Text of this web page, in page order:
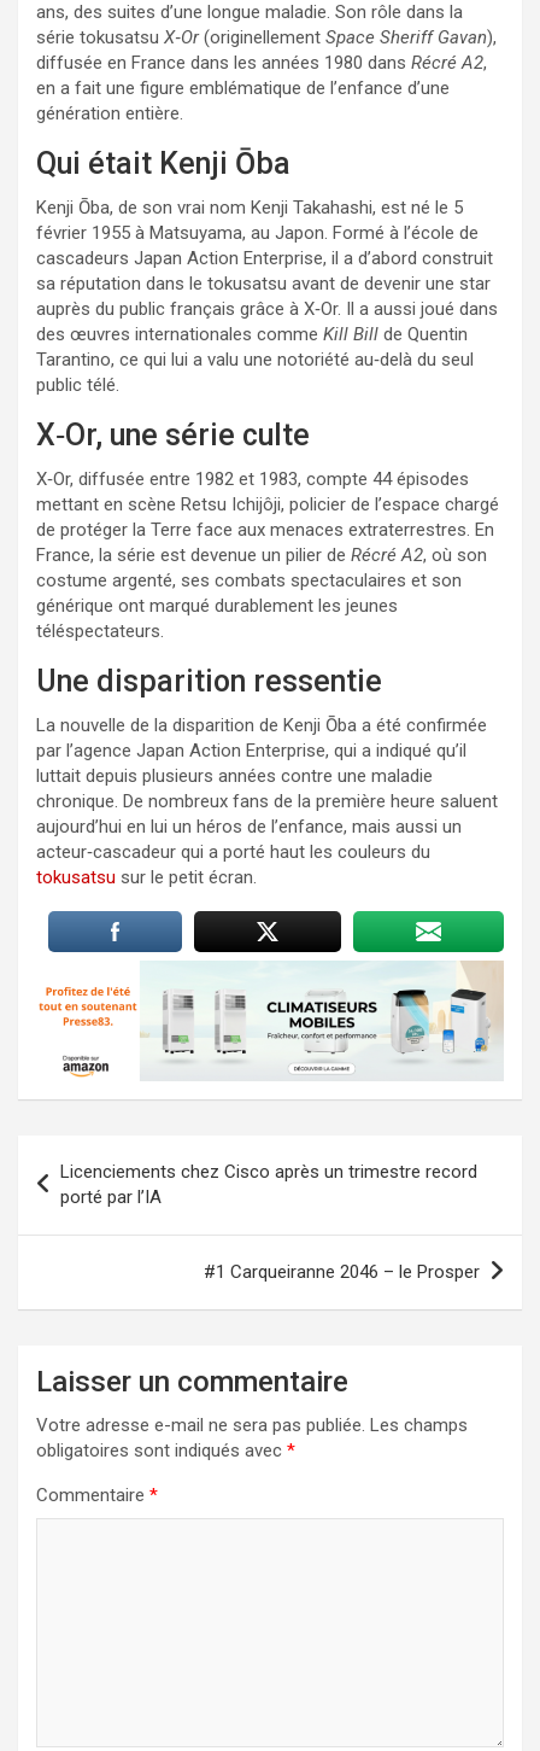
ans, des suites d’une longue maladie. Son rôle dans la
série tokusatsu X‑Or(originellement Space Sheriff Gavan),
diffusée en France dans les années 1980 dans Récré A2,
en a fait une figure emblématique de l’enfance d’une
génération entière.
Qui était Kenji Ōba
Kenji Ōba, de son vrai nom Kenji Takahashi, est né le 5
février 1955 à Matsuyama, au Japon. Formé à l’école de
cascadeurs Japan Action Enterprise, il a d’abord construit
sa réputation dans le tokusatsu avant de devenir une star
auprès du public français grâce à X‑Or. Il a aussi joué dans
des œuvres internationales comme Kill Bill de Quentin
Tarantino, ce qui lui a valu une notoriété au‑delà du seul
public télé.
X‑Or, une série culte
X‑Or, diffusée entre 1982 et 1983, compte 44 épisodes
mettant en scène Retsu Ichijôji, policier de l’espace chargé
de protéger la Terre face aux menaces extraterrestres. En
France, la série est devenue un pilier de Récré A2, où son
costume argenté, ses combats spectaculaires et son
générique ont marqué durablement les jeunes
téléspectateurs.
Une disparition ressentie
La nouvelle de la disparition de Kenji Ōba a été confirmée
par l’agence Japan Action Enterprise, qui a indiqué qu’il
luttait depuis plusieurs années contre une maladie
chronique. De nombreux fans de la première heure saluent
aujourd’hui en lui un héros de l’enfance, mais aussi un
acteur‑cascadeur qui a porté haut les couleurs du
tokusatsu sur le petit écran.
de
l’article
Licenciements chez Cisco après un trimestre record
porté par l’IA
#1 Carqueiranne 2046 – le Prosper
Laisser un commentaire
Votre adresse e-mail ne sera pas publiée. Les champs
obligatoires sont indiqués avec *
Commentaire *